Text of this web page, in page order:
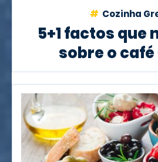
Cozinha
5+1 factos que
sobre o café